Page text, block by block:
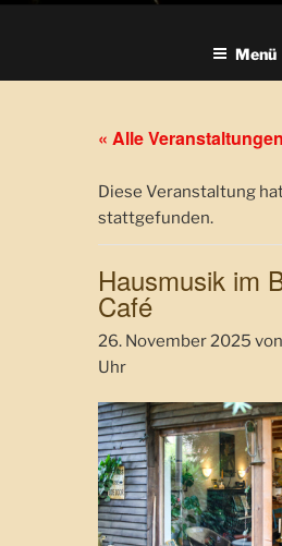
Menü
« Alle Veranstaltungen
Diese Veranstaltung
stattgefunden.
Hausmusik im
Café
26. November 2025